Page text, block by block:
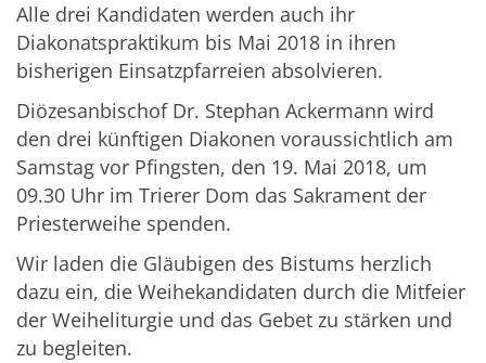
Alle drei Kandidaten werden auch ihr
Diakonatspraktikum bis Mai 2018 in ihren
bisherigen Einsatzpfarreien absolvieren.
Diözesanbischof Dr. Stephan Ackermann wird
den drei künftigen Diakonen voraussichtlich am
Samstag vor Pfingsten, den 19. Mai 2018, um
09.30 Uhr im Trierer Dom das Sakrament der
Priesterweihe spenden.
Wir laden die Gläubigen des Bistums herzlich
dazu ein, die Weihekandidaten durch die Mitfeier
der Weiheliturgie und das Gebet zu stärken und
zu begleiten.